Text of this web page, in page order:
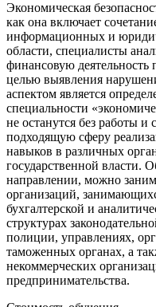
Экономическая
как она включает
информационных и
области, специалисты
финансовую деятельность
целью выявления
аспектом является
специальности
не останутся без работы и
подходящую сферу
навыков в различных
государственной власти.
направлении, можно
организаций,
бухгалтерской и
структурах
полиции, управлениях,
таможенных органах, а
некоммерческих
предпринимательства.